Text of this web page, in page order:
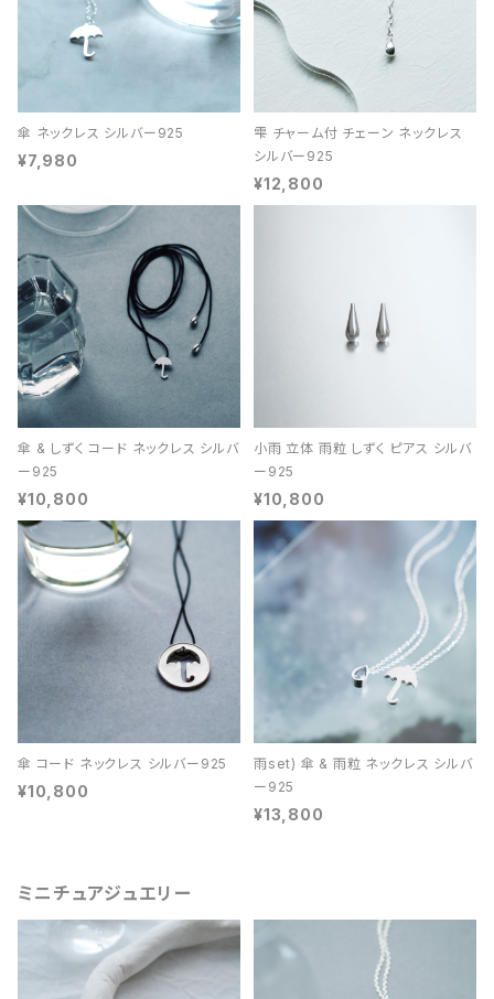
傘 ネックレス シルバー925
¥7,980
雫 チャーム付 チェーン ネックレス
シルバー925
¥12,800
傘 & しずく コード ネックレス シルバ
ー925
¥10,800
小雨 立体 雨粒 しずく ピアス シルバ
ー925
¥10,800
傘 コード ネックレス シルバー925
¥10,800
雨set) 傘 & 雨粒 ネックレス シルバ
ー925
¥13,800
ミニチュアジュエリー